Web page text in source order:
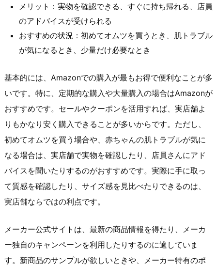
メリット：実物を確認できる、すぐに持ち帰れる、店員
のアドバイスが受けられる
おすすめの状況：初めてオムツを買うとき、肌トラブル
が気になるとき、少量だけ必要なとき
基本的には、Amazonでの購入が最もお得で便利なことが多
いです。特に、定期的な購入や大量購入の場合はAmazonが
おすすめです。セールやクーポンを活用すれば、実店舗よ
りもかなり安く購入できることが多いからです。ただし、
初めてオムツを買う場合や、赤ちゃんの肌トラブルが気に
なる場合は、実店舗で実物を確認したり、店員さんにアド
バイスを聞いたりするのがおすすめです。実際に手に取っ
て質感を確認したり、サイズ感を見比べたりできるのは、
実店舗ならではの利点です。
メーカー公式サイトは、最新の商品情報を得たり、メーカ
ー独自のキャンペーンを利用したりするのに適していま
す。新商品のサンプルが欲しいときや、メーカー特有のポ